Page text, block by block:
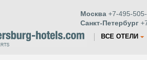
Москва +7-495-
Санкт-Петербург
ВСЕ ОТЕЛИ